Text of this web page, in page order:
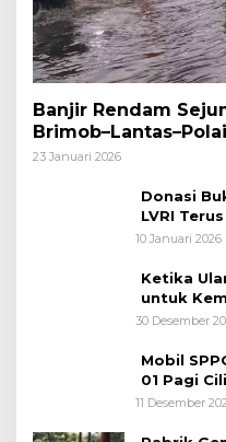
Banjir Rendam
Polri Siagakan
23 Januari 2026
Donasi
LVRI
10 Januari 2026
Ketika
untuk
30 Desember
Mobil
01 Pagi
11 Desember